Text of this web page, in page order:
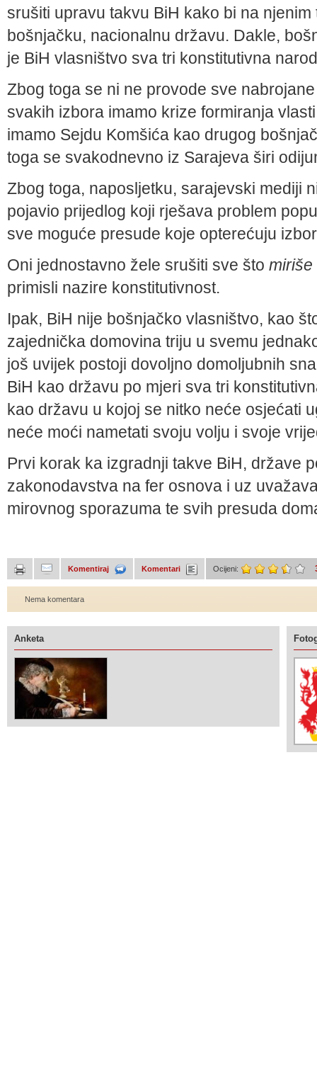
srušiti upravu takvu BiH kako bi na
bošnjačku, nacionalnu državu. Dakle,
je BiH vlasništvo sva tri konstitutivna
Zbog toga se ni ne provode sve
svakih izbora imamo krize formiranja
imamo Sejdu Komšića kao drugog
toga se svakodnevno iz Sarajeva širi
Zbog toga, naposljetku, sarajevski mediji
pojavio prijedlog koji rješava problem
sve moguće presude koje opterećuju
Oni jednostavno žele srušiti sve što miriše
primisli nazire konstitutivnost.
Ipak, BiH nije bošnjačko vlasništvo, kao
zajednička domovina triju u svemu
još uvijek postoji dovoljno domoljubnih
BiH kao državu po mjeri sva tri
kao državu u kojoj se nitko neće osjećati
neće moći nametati svoju volju i svoje
Prvi korak ka izgradnji takve BiH, države
zakonodavstva na fer osnova i uz
mirovnog sporazuma te svih presuda
Komentiraj Komentari Ocijeni:
Nema komentara
Anketa